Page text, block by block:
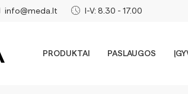
info@meda.lt I-V: 8.30 - 17.00
PRODUKTAI PASLAUGOS